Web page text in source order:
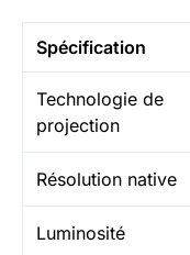
Spécification
Technologie de
projection
Résolution native
Luminosité